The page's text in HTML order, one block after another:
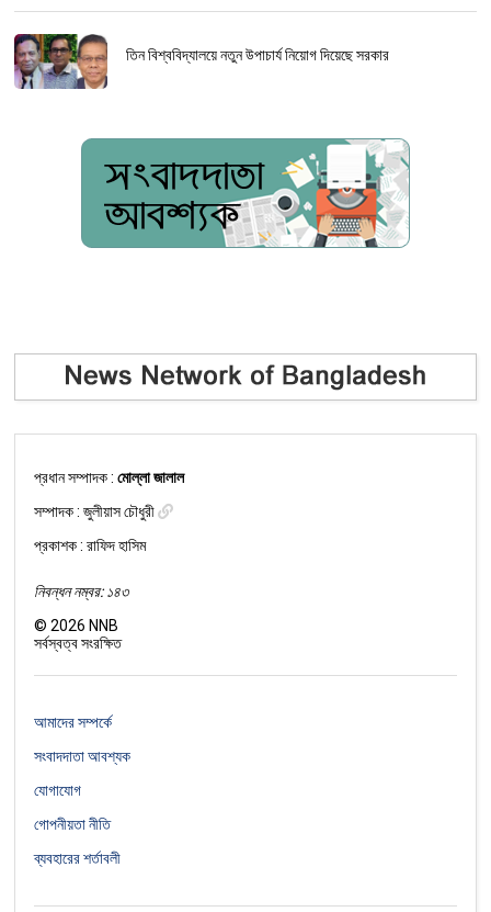
তিন বিশ্ববিদ্যালয়ে নতুন উপাচার্য নিয়োগ দিয়েছে সরকার
প্রধান সম্পাদক :মোল্লা জালাল
সম্পাদক :জুলীয়াস চৌধুরী
প্রকাশক : রাফিদ হাসিম
নিবন্ধন নম্বর: ১৪৩
©2026 NNB
সর্বস্বত্ব সংরক্ষিত
আমাদের সম্পর্কে
সংবাদদাতা আবশ্যক
যোগাযোগ
গোপনীয়তা নীতি
ব্যবহারের শর্তাবলী